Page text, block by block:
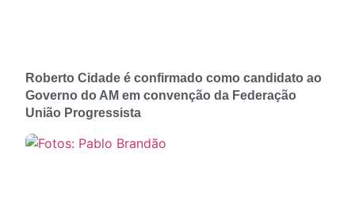
Roberto Cidade é confirmado como candidato ao
Governo do AM em convenção da Federação
União Progressista